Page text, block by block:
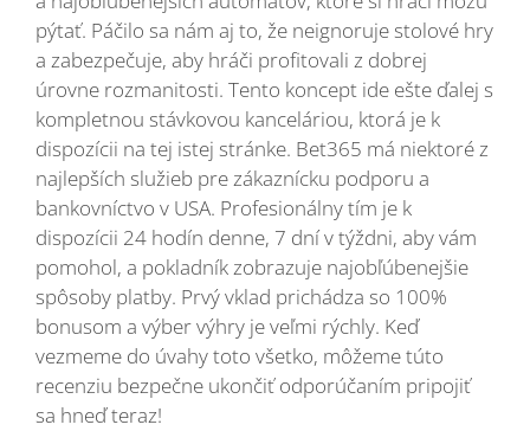
pýtať. Páčilo sa nám aj to, že neignoruje stolové hry
a zabezpečuje, aby hráči profitovali z dobrej
úrovne rozmanitosti. Tento koncept ide ešte ďalej s
kompletnou stávkovou kanceláriou, ktorá je k
dispozícii na tej istej stránke. Bet365 má niektoré z
najlepších služieb pre zákaznícku podporu a
bankovníctvo v USA. Profesionálny tím je k
dispozícii 24 hodín denne, 7 dní v týždni, aby vám
pomohol, a pokladník zobrazuje najobľúbenejšie
spôsoby platby. Prvý vklad prichádza so 100%
bonusom a výber výhry je veľmi rýchly. Keď
vezmeme do úvahy toto všetko, môžeme túto
recenziu bezpečne ukončiť odporúčaním pripojiť
sa hneď teraz!